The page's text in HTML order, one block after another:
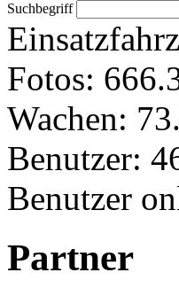
Suchbegriff
Fotos:
Wachen:
Benutzer:
Benutzer
Partner